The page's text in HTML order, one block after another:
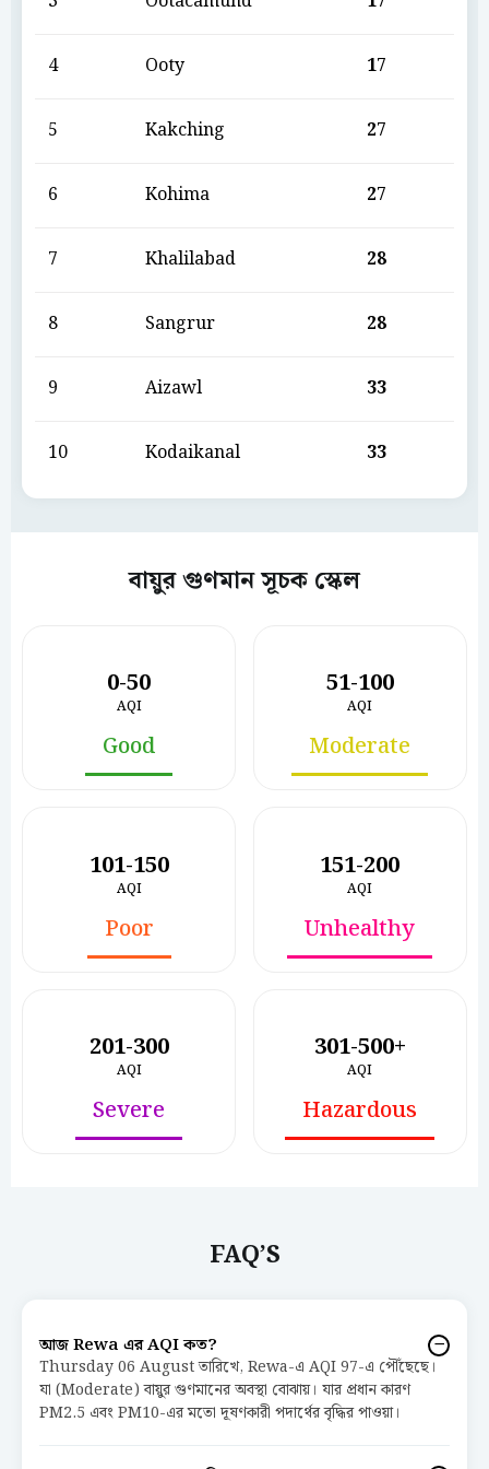
4 Ooty 17
5 Kakching 27
6 Kohima 27
7 Khalilabad 28
8 Sangrur 28
9 Aizawl 33
10 Kodaikanal 33
বায়ুর গুণমান সূচক স্কেল
0-50
AQI
Good
51-100
AQI
Moderate
101-150
AQI
Poor
151-200
AQI
Unhealthy
201-300
AQI
Severe
301-500+
AQI
Hazardous
FAQ’S
আজ Rewa এর AQI কত?
Thursday 06 August তারিখে, Rewa-এ AQI 97-এ পৌঁছেছে।
যা (Moderate) বায়ুর গুণমানের অবস্থা বোঝায়। যার প্রধান কারণ
PM2.5 এবং PM10-এর মতো দূষণকারী পদার্থের বৃদ্ধির পাওয়া।